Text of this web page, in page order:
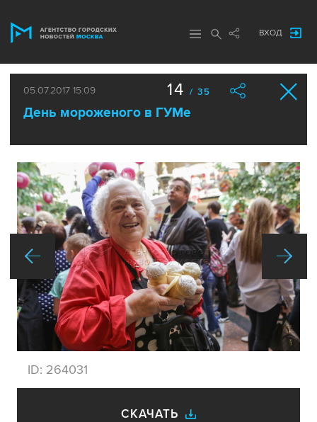
ВХОД
05.07.2017 15:09
День мороженого в ГУМе
14 / 35
ID: 264031
СКАЧАТЬ